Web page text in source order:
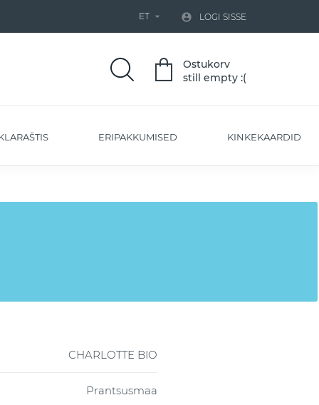
ET   LOGI SISSE
Ostukorv
still empty :(
ERIPAKKUMISED KINKEKAARDID
CHARLOTTE BIO
Prantsusmaa